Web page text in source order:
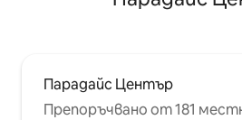
Парадайс Център
Препоръчвано от 181